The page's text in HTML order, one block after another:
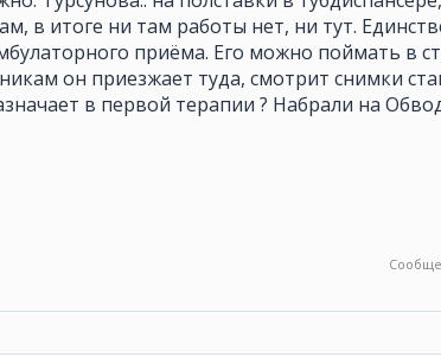
в итоге ни там работы нет, ни тут.
приёма. Его можно поймать в
он приезжает туда, смотрит снимки
в первой терапии ? Набрали на